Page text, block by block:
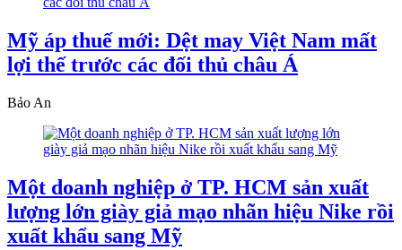
Mỹ áp thuế mới: Dệt may Việt Nam mất
lợi thế trước các đối thủ châu Á
Bảo An
Một doanh nghiệp ở TP. HCM sản xuất
lượng lớn giày giả mạo nhãn hiệu Nike rồi
xuất khẩu sang Mỹ